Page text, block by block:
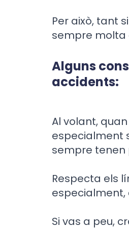
Per això, tant
sempre molta
Alguns
accidents:
Al volant,
especialment
sempre tenen
Respecta els
especialment,
Si vas a peu,